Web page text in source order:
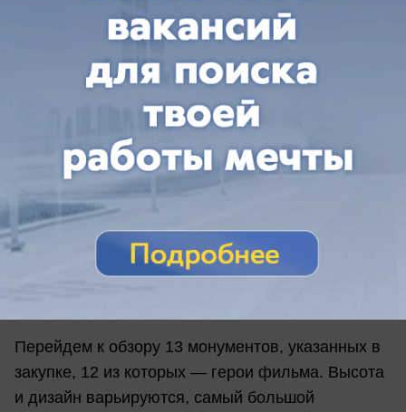
хотят приобрести — внимание — 12 памятников
Чебурашке разного размера и один монумент на
бюджет Ставропольского края на 2023 год.
Установить памятники подрядчик должен в
течение 30 рабочих дней с момента заключения
контракта. Находиться архитектурные формы
будут в Кисловодске на Курортном бульваре,
улице Карла Маркса (Чебурашкинской) и в
районе горы Кольцо.
Перейдем к обзору 13 монументов, указанных в
закупке, 12 из которых — герои фильма. Высота
и дизайн варьируются, самый большой